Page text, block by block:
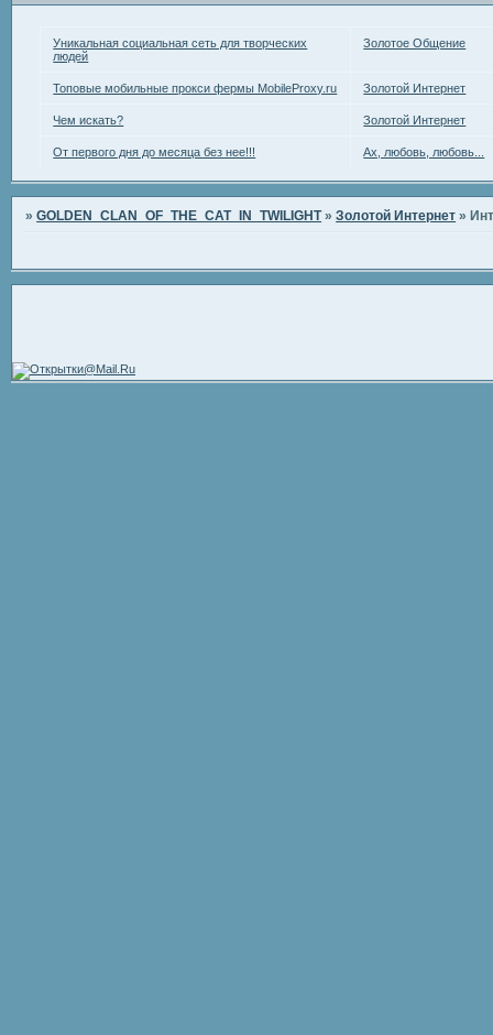
Уникальная социальная сеть для творческих
людей
Золотое Общение
Топовые мобильные прокси фермы MobileProxy.ru Золотой Интернет
Чем искать? Золотой Интернет
От первого дня до месяца без нее!!! Ах, любовь, любовь...
»GOLDEN_CLAN_OF_THE_CAT_IN_TWILIGHT »Золотой Интернет »